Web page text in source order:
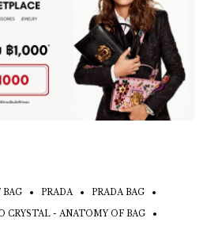
BAG PRADA PRADA BAG
CRYSTAL - ANATOMY OF BAG